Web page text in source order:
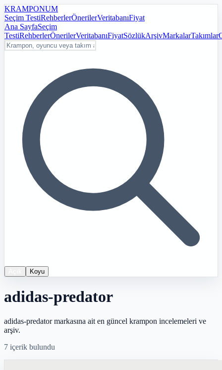
KRAMPONUM
Seçim TestiRehberlerÖnerilerVeritabanıFiyat
Ana SayfaSeçim
TestiRehberlerÖnerilerVeritabanıFiyatSözlükArşivMarkalarTakımlar
Koyu
adidas-predator
adidas-predator markasına ait en güncel krampon incelemeleri ve
arşiv.
7 içerik bulundu